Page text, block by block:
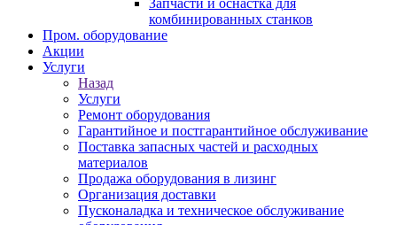
Запчасти и оснастка для
комбинированных станков
Пром. оборудование
Акции
Услуги
Назад
Услуги
Ремонт оборудования
Гарантийное и постгарантийное обслуживание
Поставка запасных частей и расходных
материалов
Продажа оборудования в лизинг
Организация доставки
Пусконаладка и техническое обслуживание